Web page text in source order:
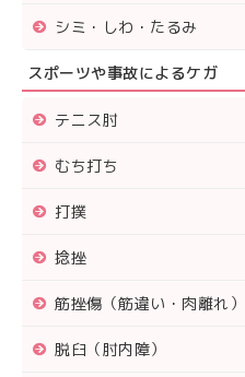
シミ・しわ・たるみ
スポーツや事故によるケガ
テニス肘
むち打ち
打撲
捻挫
筋挫傷（筋違い・肉離れ）
脱臼（肘内障）